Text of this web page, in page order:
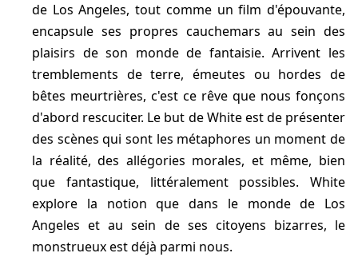
de Los Angeles, tout comme un film d'épouvante,
encapsule ses propres cauchemars au sein des
plaisirs de son monde de fantaisie. Arrivent les
tremblements de terre, émeutes ou hordes de
bêtes meurtrières, c'est ce rêve que nous fonçons
d'abord rescuciter. Le but de White est de présenter
des scènes qui sont les métaphores un moment de
la réalité, des allégories morales, et même, bien
que fantastique, littéralement possibles. White
explore la notion que dans le monde de Los
Angeles et au sein de ses citoyens bizarres, le
monstrueux est déjà parmi nous.